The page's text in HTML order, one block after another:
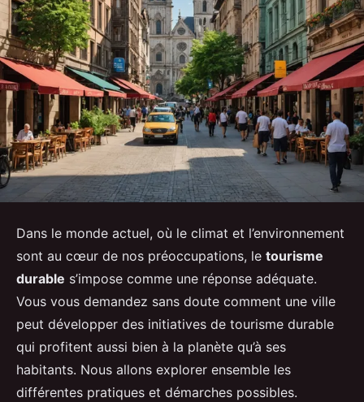
Dans le monde actuel, où le climat et l’environnement
sont au cœur de nos préoccupations, le tourisme
durable s’impose comme une réponse adéquate.
Vous vous demandez sans doute comment une ville
peut développer des initiatives de tourisme durable
qui profitent aussi bien à la planète qu’à ses
habitants. Nous allons explorer ensemble les
différentes pratiques et démarches possibles.